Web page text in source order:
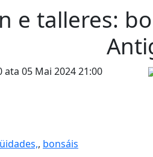
e talleres:
ata 05 Mai 2024 21:00
, bonsáis